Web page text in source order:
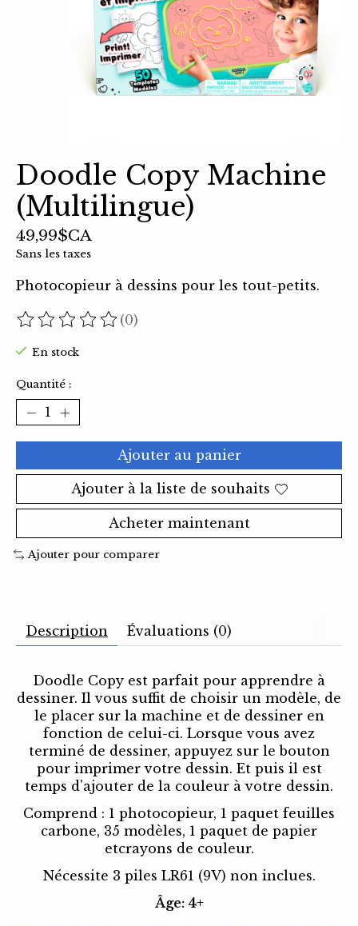
Doodle Copy Machine
(Multilingue)
49,99$CA
Sans les taxes
Photocopieur à dessins pour les tout-petits.
Ce produit est évalué à
(0)
En stock
Quantité :
Ajouter au panier
Ajouter à la liste de souhaits
Acheter maintenant
Ajouter pour comparer
Description Évaluations (0)
Doodle Copy est parfait pour apprendre à
dessiner. Il vous suffit de choisir un modèle, de
le placer sur la machine et de dessiner en
fonction de celui-ci. Lorsque vous avez
terminé de dessiner, appuyez sur le bouton
pour imprimer votre dessin. Et puis il est
temps d'ajouter de la couleur à votre dessin.
Comprend : 1 photocopieur, 1 paquet feuilles
carbone, 35 modèles, 1 paquet de papier
etcrayons de couleur.
Nécessite 3 piles LR61 (9V) non inclues.
Âge: 4+